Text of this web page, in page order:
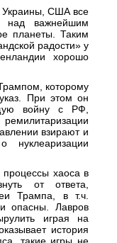
Украины, США все
над важнейшим
планеты. Таким
радости» у
хорошо
которому
При этом он
войну с РФ,
взирают и
процессы хаоса в
от ответа,
Трампа, в т.ч.
опасны. Лавров
играя на
история